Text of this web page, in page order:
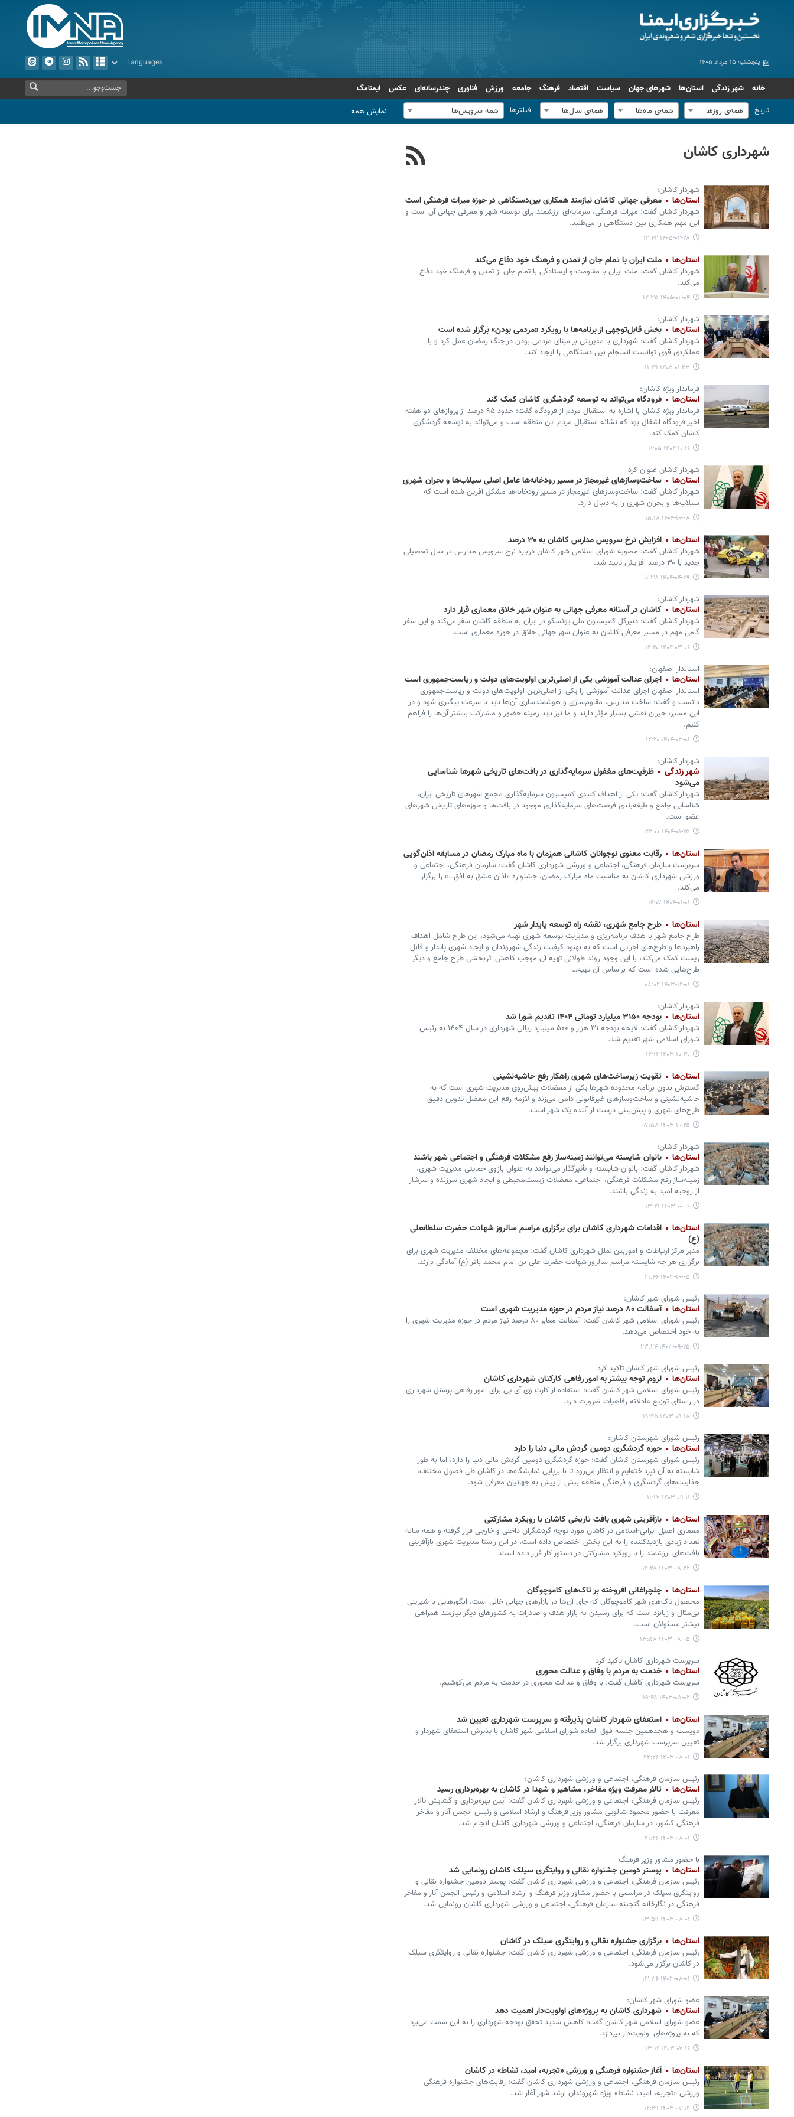
پنجشنبه ۱۵ مرداد ۱۴۰۵
خانه شهر زندگی استان‌ها شهرهای جهان سیاست اقتصاد فرهنگ جامعه ورزش فناوری چندرسانه‌ای عکس
ایمنامگ
تاریخ
همه‌ی روزها همه‌ی ماه‌ها همه‌ی سال‌ها فیلترها همه سرویس‌ها نمایش همه
شهرداری کاشان
شهردار کاشان:
استان‌ها معرفی جهانی کاشان نیازمند همکاری بین‌دستگاهی در حوزه میراث فرهنگی است
شهردار کاشان گفت: میراث فرهنگی، سرمایه‌ای ارزشمند برای توسعه شهر و معرفی جهانی آن است و
این مهم همکاری بین دستگاهی را می‌طلبد.
۱۴۰۵-۰۲-۲۸ ۱۲:۴۲
استان‌ها ملت ایران با تمام جان از تمدن و فرهنگ خود دفاع می‌کند
شهردار کاشان گفت: ملت ایران با مقاومت و ایستادگی با تمام جان از تمدن و فرهنگ خود دفاع
می‌کند.
۱۴۰۵-۰۲-۰۴ ۱۲:۳۵
شهردار کاشان:
استان‌ها بخش قابل‌توجهی از برنامه‌ها با رویکرد «مردمی بودن» برگزار شده است
شهردار کاشان گفت: شهرداری با مدیریتی بر مبنای مردمی بودن در جنگ رمضان عمل کرد و با
عملکردی قوی توانست انسجام بین دستگاهی را ایجاد کند.
۱۴۰۵-۰۱-۲۳ ۱۱:۲۹
فرماندار ویژه کاشان:
استان‌ها فرودگاه می‌تواند به توسعه گردشگری کاشان کمک کند
فرماندار ویژه کاشان با اشاره به استقبال مردم از فرودگاه گفت: حدود ۹۵ درصد از پروازهای دو هفته
اخیر فرودگاه اشغال بود که نشانه استقبال مردم این منطقه است و می‌تواند به توسعه گردشگری
کاشان کمک کند.
۱۴۰۴-۱۰-۱۶ ۱۱:۰۵
شهردار کاشان عنوان کرد
استان‌ها ساخت‌وسازهای غیرمجاز در مسیر رودخانه‌ها عامل اصلی سیلاب‌ها و بحران شهری
شهردار کاشان گفت: ساخت‌وسازهای غیرمجاز در مسیر رودخانه‌ها مشکل آفرین شده است که
سیلاب‌ها و بحران شهری را به دنبال دارد.
۱۴۰۴-۱۰-۰۸ ۱۵:۱۸
استان‌ها افزایش نرخ سرویس مدارس کاشان به ۳۰ درصد
شهردار کاشان گفت: مصوبه شورای اسلامی شهر کاشان درباره نرخ سرویس مدارس در سال تحصیلی
جدید با ۳۰ درصد افزایش تایید شد.
۱۴۰۴-۰۴-۲۹ ۱۱:۳۸
شهردار کاشان:
استان‌ها کاشان در آستانه معرفی جهانی به عنوان شهر خلاق معماری قرار دارد
شهردار کاشان گفت: دبیرکل کمیسیون ملی یونسکو در ایران به منطقه کاشان سفر می‌کند و این سفر
گامی مهم در مسیر معرفی کاشان به عنوان شهر جهانی خلاق در حوزه معماری است.
۱۴۰۴-۰۳-۰۶ ۱۲:۲۰
استاندار اصفهان:
استان‌ها اجرای عدالت آموزشی یکی از اصلی‌ترین اولویت‌های دولت و ریاست‌جمهوری است
استاندار اصفهان اجرای عدالت آموزشی را یکی از اصلی‌ترین اولویت‌های دولت و ریاست‌جمهوری
دانست و گفت: ساخت مدارس، مقاوم‌سازی و هوشمندسازی آن‌ها باید با سرعت پیگیری شود و در
این مسیر، خیران نقشی بسیار مؤثر دارند و ما نیز باید زمینه حضور و مشارکت بیشتر آن‌ها را فراهم
کنیم.
۱۴۰۴-۰۳-۰۱ ۱۲:۲۰
شهردار کاشان:
شهر زندگی
ظرفیت‌های مغفول سرمایه‌گذاری در بافت‌های تاریخی شهرها شناسایی
می‌شود
شهردار کاشان گفت: یکی از اهداف کلیدی کمیسیون سرمایه‌گذاری مجمع شهرهای تاریخی ایران،
شناسایی جامع و طبقه‌بندی فرصت‌های سرمایه‌گذاری موجود در بافت‌ها و حوزه‌های تاریخی شهرهای
عضو است.
۱۴۰۴-۰۱-۲۵ ۲۲:۰۰
استان‌ها رقابت معنوی نوجوانان کاشانی هم‌زمان با ماه مبارک رمضان در مسابقه اذان‌گویی
سرپرست سازمان فرهنگی، اجتماعی و ورزشی شهرداری کاشان گفت: سازمان فرهنگی، اجتماعی و
ورزشی شهرداری کاشان به مناسبت ماه مبارک رمضان، جشنواره «اذان عشق به افق…» را برگزار
می‌کند.
۱۴۰۴-۰۱-۰۱ ۱۶:۰۷
استان‌ها طرح جامع شهری، نقشه راه توسعه پایدار شهر
طرح جامع شهر با هدف برنامه‌ریزی و مدیریت توسعه شهری تهیه می‌شود، این طرح شامل اهداف
راهبردها و طرح‌های اجرایی است که به بهبود کیفیت زندگی شهروندان و ایجاد شهری پایدار و قابل
زیست کمک می‌کند، با این وجود روند طولانی تهیه آن موجب کاهش اثربخشی طرح جامع و دیگر
طرح‌هایی شده است که براساس آن تهیه…
۱۴۰۳-۱۲-۰۱ ۰۸:۰۲
شهردار کاشان:
استان‌ها بودجه ۳۱۵۰ میلیارد تومانی ۱۴۰۴ تقدیم شورا شد
شهردار کاشان گفت: لایحه بودجه ۳۱ هزار و ۵۰۰ میلیارد ریالی شهرداری در سال ۱۴۰۴ به رئیس
شورای اسلامی شهر تقدیم شد.
۱۴۰۳-۱۰-۳۰ ۱۲:۱۶
استان‌ها تقویت زیرساخت‌های شهری راهکار رفع حاشیه‌نشینی
گسترش بدون برنامه محدوده شهرها یکی از معضلات پیش‌روی مدیریت شهری است که به
حاشیه‌نشینی و ساخت‌وسازهای غیرقانونی دامن می‌زند و لازمه رفع این معضل تدوین دقیق
طرح‌های شهری و پیش‌بینی درست از آینده یک شهر است.
۱۴۰۳-۱۰-۲۵ ۰۷:۵۸
شهردار کاشان:
استان‌ها بانوان شایسته می‌توانند زمینه‌ساز رفع مشکلات فرهنگی و اجتماعی شهر باشند
شهردار کاشان گفت: بانوان شایسته و تأثیرگذار می‌توانند به عنوان بازوی حمایتی مدیریت شهری،
زمینه‌ساز رفع مشکلات فرهنگی، اجتماعی، معضلات زیست‌محیطی و ایجاد شهری سرزنده و سرشار
از روحیه امید به زندگی باشند.
۱۴۰۳-۱۰-۰۶ ۱۳:۲۱
استان‌ها
اقدامات شهرداری کاشان برای برگزاری مراسم سالروز شهادت حضرت سلطانعلی
(ع)
مدیر مرکز ارتباطات و اموربین‌الملل شهرداری کاشان گفت: مجموعه‎‌های مختلف مدیریت شهری برای
برگزاری هر چه شایسته مراسم سالروز شهادت حضرت علی بن امام محمد باقر (ع) آمادگی دارند.
۱۴۰۳-۱۰-۰۵ ۲۱:۴۶
رئیس شورای شهر کاشان:
استان‌ها آسفالت ۸۰ درصد نیاز مردم در حوزه مدیریت شهری است
رئیس شورای اسلامی شهر کاشان گفت: آسفالت معابر ۸۰ درصد نیاز مردم در حوزه مدیریت شهری را
به خود اختصاص می‌دهد.
۱۴۰۳-۰۹-۲۵ ۲۳:۲۴
رئیس شورای شهر کاشان تاکید کرد
استان‌ها لزوم توجه بیشتر به امور رفاهی کارکنان شهرداری کاشان
رئیس شورای اسلامی شهر کاشان گفت: استفاده از کارت وی آی پی برای امور رفاهی پرسنل شهرداری
در راستای توزیع عادلانه رفاهیات ضرورت دارد.
۱۴۰۳-۰۹-۱۸ ۱۹:۴۵
رئیس شورای شهرستان کاشان:
استان‌ها حوزه گردشگری دومین گردش مالی دنیا را دارد
رئیس شورای شهرستان کاشان گفت: حوزه گردشگری دومین گردش مالی دنیا را دارد، اما به طور
شایسته به آن نپرداخته‌ایم و انتظار می‌رود تا با برپایی نمایشگاه‌ها در کاشان طی فصول مختلف،
جذابیت‌های گردشگری و فرهنگی منطقه بیش از پیش به جهانیان معرفی شود.
۱۴۰۳-۰۹-۱۱ ۱۱:۱۷
استان‌ها بازآفرینی شهری بافت تاریخی کاشان با رویکرد مشارکتی
معماری اصیل ایرانی-اسلامی در کاشان مورد توجه گردشگران داخلی و خارجی قرار گرفته و همه ساله
تعداد زیادی بازدیدکننده را به این بخش اختصاص داده است، در این راستا مدیریت شهری بازآفرینی
بافت‌های ارزشمند را با رویکرد مشارکتی در دستور کار قرار داده است.
۱۴۰۳-۰۸-۲۲ ۱۴:۲۸
استان‌ها چلچراغانی افروخته بر تاک‌های کاموچوگان
محصول تاک‌های شهر کاموچوگان که جای آن‌ها در بازارهای جهانی خالی است، انگورهایی با شیرینی
بی‌مثال و زبانزد است که برای رسیدن به بازار هدف و صادرات به کشورهای دیگر نیازمند همراهی
بیشتر مسئولان است.
۱۴۰۳-۰۸-۰۵ ۱۳:۵۸
سرپرست شهرداری کاشان تاکید کرد
استان‌ها خدمت به مردم با وفاق و عدالت محوری
سرپرست شهرداری کاشان گفت: با وفاق و عدالت محوری در خدمت به مردم می‌کوشیم.
۱۴۰۳-۰۸-۰۲ ۱۹:۴۸
استان‌ها استعفای شهردار کاشان پذیرفته و سرپرست شهرداری تعیین شد
دویست و هجدهمین جلسه فوق العاده شورای اسلامی شهر کاشان با پذیرش استعفای شهردار و
تعیین سرپرست شهرداری برگزار شد.
۱۴۰۳-۰۸-۰۱ ۲۲:۲۶
رئیس سازمان فرهنگی، اجتماعی و ورزشی شهرداری کاشان:
استان‌ها تالار معرفت ویژه مفاخر، مشاهیر و شهدا در کاشان به بهره‌برداری رسید
رئیس سازمان فرهنگی، اجتماعی و ورزشی شهرداری کاشان گفت: آیین بهره‌برداری و گشایش تالار
معرفت با حضور محمود شالویی مشاور وزیر فرهنگ و ارشاد اسلامی و رئیس انجمن آثار و مفاخر
فرهنگی کشور، در سازمان فرهنگی، اجتماعی و ورزشی شهرداری کاشان انجام شد.
۱۴۰۳-۰۸-۰۱ ۲۱:۴۶
با حضور مشاور وزیر فرهنگ
استان‌ها پوستر دومین جشنواره نقالی و روایتگری سیلک کاشان رونمایی شد
رئیس سازمان فرهنگی، اجتماعی و ورزشی شهرداری کاشان گفت: پوستر دومین جشنواره نقالی و
روایتگری سیلک در مراسمی با حضور مشاور وزیر فرهنگ و ارشاد اسلامی و رئیس انجمن آثار و مفاخر
فرهنگی در نگارخانه گنجینه سازمان فرهنگی، اجتماعی و ورزشی شهرداری کاشان رونمایی شد.
۱۴۰۳-۰۸-۰۱ ۱۳:۵۹
استان‌ها برگزاری جشنواره نقالی و روایتگری سیلک در کاشان
رئیس سازمان فرهنگی، اجتماعی و ورزشی شهرداری کاشان گفت: جشنواره نقالی و روایتگری سیلک
در کاشان برگزار می‌شود.
۱۴۰۳-۰۸-۰۱ ۱۳:۳۶
عضو شورای شهر کاشان:
استان‌ها شهرداری کاشان به پروژه‌های اولویت‌دار اهمیت دهد
عضو شورای اسلامی شهر کاشان گفت: کاهش شدید تحقق بودجه شهرداری را به این سمت می‌برد
که به پروژه‌های اولویت‌دار بپردازد.
۱۴۰۳-۰۷-۱۶ ۱۳:۱۶
استان‌ها آغاز جشنواره فرهنگی و ورزشی «تجربه، امید، نشاط‌» در کاشان
رئیس سازمان فرهنگی، اجتماعی و ورزشی شهرداری کاشان گفت: رقابت‌های جشنواره فرهنگی
ورزشی‌ «تجربه، امید، نشاط‌» ویژه شهروندان ارشد شهر آغاز شد.
۱۴۰۳-۰۷-۱۴ ۱۲:۲۹